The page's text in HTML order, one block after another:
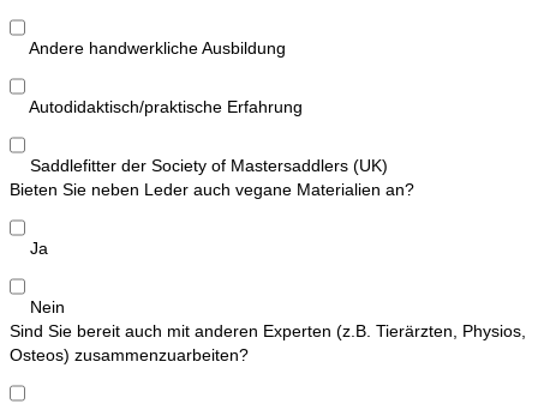
Andere handwerkliche Ausbildung
Autodidaktisch/praktische Erfahrung
Saddlefitter der Society of Mastersaddlers (UK)
Bieten Sie neben Leder auch vegane Materialien an?
Ja
Nein
Sind Sie bereit auch mit anderen Experten (z.B. Tierärzten, Physios,
Osteos) zusammenzuarbeiten?